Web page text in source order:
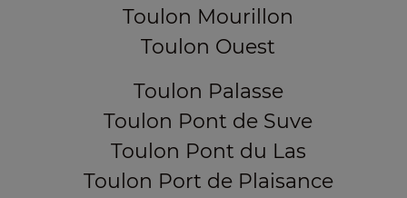
Toulon Mourillon
Toulon Ouest
Toulon Palasse
Toulon Pont de Suve
Toulon Pont du Las
Toulon Port de Plaisance